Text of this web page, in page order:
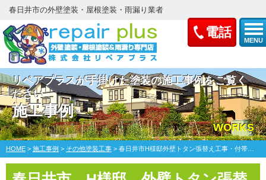
電話
MENU
春日井市の外壁塗装・屋根塗装・雨漏り業者
リペアプラスが手掛けた塗装の施工事例をご覧く
ださい
施工事例
WORKS
HOME > 施工事例 > その他塗装工事 > 春日井市H様邸外壁トタン張替え工事・付帯部塗装工事